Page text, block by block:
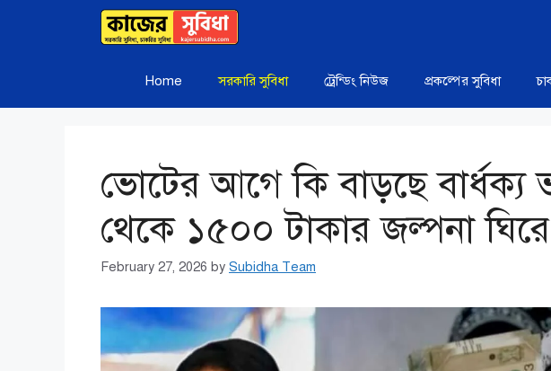
Home সরকারি সুবিধা ট্রেন্ডিং নিউজ প্রকল্পের সুবিধা
ভোটের আগে কি বাড়ছে বার্ধক্য
থেকে ১৫০০ টাকার জল্পনা ঘিরে
February 27, 2026 by Subidha Team